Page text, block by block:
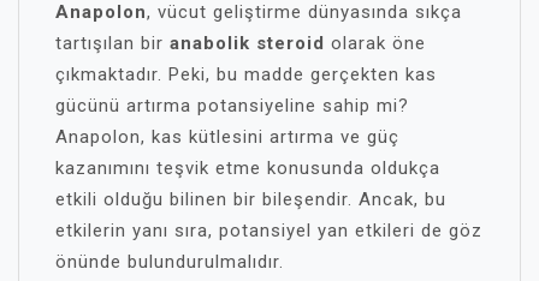
Anapolon, vücut geliştirme dünyasında sıkça
tartışılan bir anabolik steroid olarak öne
çıkmaktadır. Peki, bu madde gerçekten kas
gücünü artırma potansiyeline sahip mi?
Anapolon, kas kütlesini artırma ve güç
kazanımını teşvik etme konusunda oldukça
etkili olduğu bilinen bir bileşendir. Ancak, bu
etkilerin yanı sıra, potansiyel yan etkileri de göz
önünde bulundurulmalıdır.